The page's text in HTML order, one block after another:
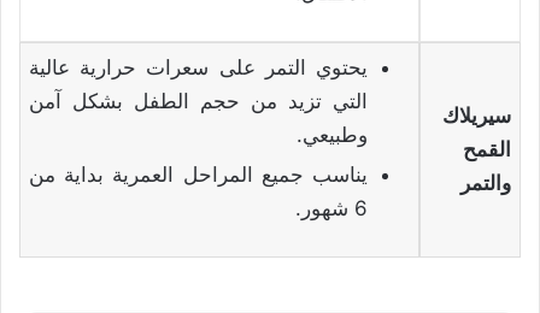
سيريلاك
القمح
والتمر
يحتوي التمر على سعرات حرارية عالية
التي تزيد من حجم الطفل بشكل آمن
وطبيعي.
يناسب جميع المراحل العمرية بداية من
6 شهور.